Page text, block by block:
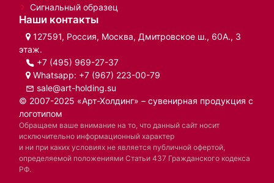
Сигнальный образец
Наши контакты
127591, Россия, Москва, Дмитровское ш., 60А., 3
этаж.
+7 (495) 969-27-37
Whatsapp: +7 (967) 223-00-79
sale@art-holding.su
© 2007-2025 «Арт-Холдинг» – сувенирная продукция с
логотипом
Обращаем ваше внимание на то, что данный сайт носит
исключительно информационный характер
и ни при каких условиях не является публичной офертой,
определяемой положениями Статьи 437 Гражданского кодекса
РФ.